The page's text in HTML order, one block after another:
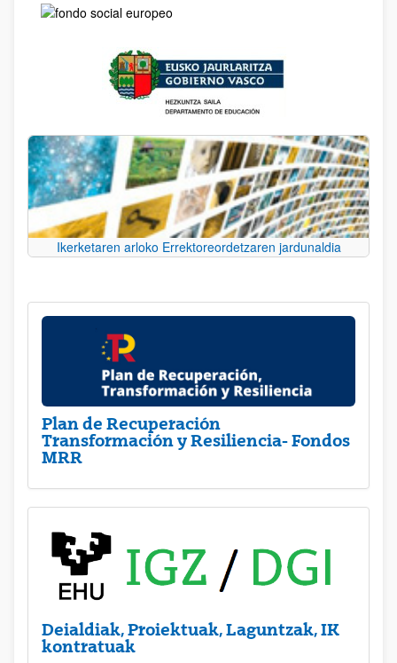
Ikerketaren arloko Errektoreordetzaren jardunaldia
Plan de Recuperación
Transformación y Resiliencia- Fondos
MRR
Deialdiak, Proiektuak, Laguntzak, IK
kontratuak